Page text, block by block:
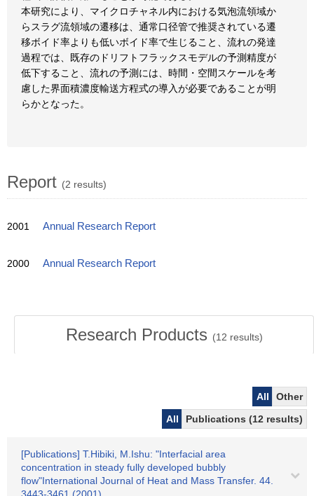
本研究により、マイクロチャネル内における気泡流領域か
らスラグ流領域の遷移は、通常口径管で推奨されている遷
移ボイド率よりも低いボイド率で生じること、流れの発達
過程では、既存のドリフトフラックスモデルの予測精度が
低下すること、流れの予測には、時間・空間スケールを考
慮した界面積濃度輸送方程式の導入が必要であることが明
らかとなった。
Report (2 results)
2001 Annual Research Report
2000 Annual Research Report
Research Products (12 results)
All
Other
All
Publications (12 results)
[Publications] T.Hibiki, M.Ishu: "Interfacial area
concentration in steady fully developed bubbly
flow"International Journal of Heat and Mass Transfer. 44.